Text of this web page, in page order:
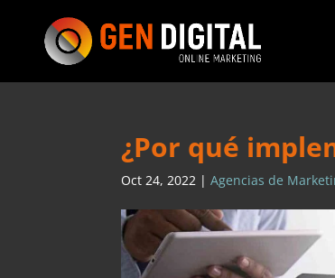
¿Por qué
Oct 24, 2022 |Agencias de